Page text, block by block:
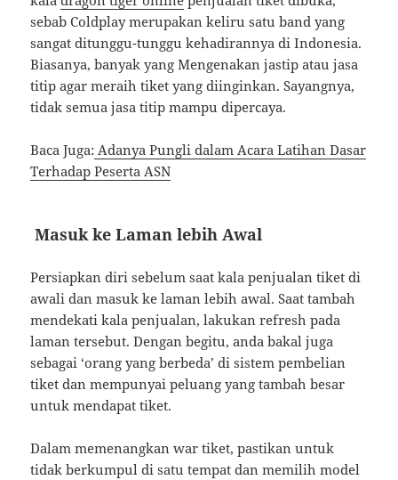
sebab Coldplay merupakan keliru satu band yang
sangat ditunggu-tunggu kehadirannya di Indonesia.
Biasanya, banyak yang Mengenakan jastip atau jasa
titip agar meraih tiket yang diinginkan. Sayangnya,
tidak semua jasa titip mampu dipercaya.
Baca Juga: Adanya Pungli dalam Acara Latihan Dasar
Terhadap Peserta ASN
Masuk ke Laman lebih Awal
Persiapkan diri sebelum saat kala penjualan tiket di
awali dan masuk ke laman lebih awal. Saat tambah
mendekati kala penjualan, lakukan refresh pada
laman tersebut. Dengan begitu, anda bakal juga
sebagai ‘orang yang berbeda’ di sistem pembelian
tiket dan mempunyai peluang yang tambah besar
untuk mendapat tiket.
Dalam memenangkan war tiket, pastikan untuk
tidak berkumpul di satu tempat dan memilih model